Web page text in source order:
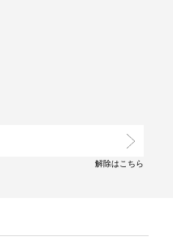
解除は こちら